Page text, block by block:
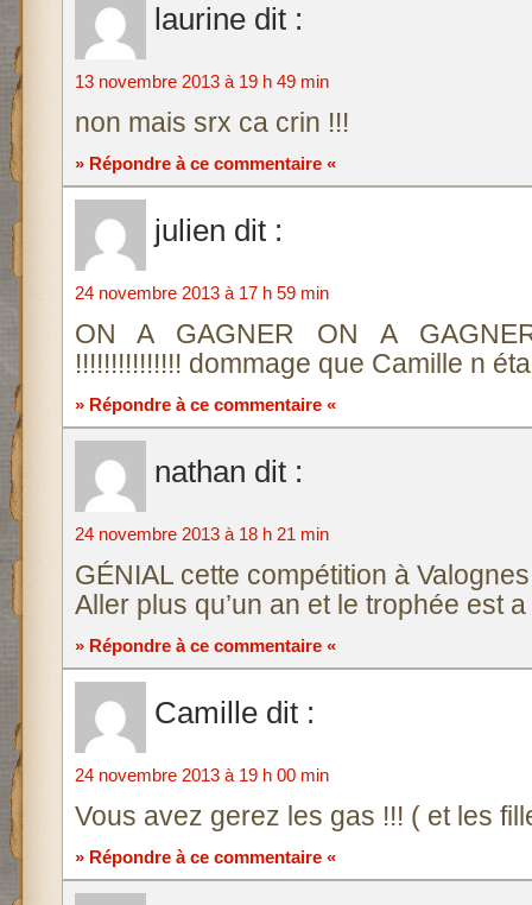
laurine dit :
13 novembre 2013 à 19 h 49 min
non mais srx ca crin !!!
» Répondre à ce commentaire «
julien dit :
24 novembre 2013 à 17 h 59 min
ON A GAGNER ON A
!!!!!!!!!!!!!!! dommage que Camille n
» Répondre à ce commentaire «
nathan dit :
24 novembre 2013 à 18 h 21 min
GÉNIAL cette compétition à
Aller plus qu’un an et le trophée est
» Répondre à ce commentaire «
Camille dit :
24 novembre 2013 à 19 h 00 min
Vous avez gerez les gas !!! ( et les
» Répondre à ce commentaire «